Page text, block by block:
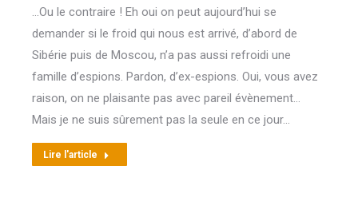
…Ou le contraire ! Eh oui on peut aujourd’hui se
demander si le froid qui nous est arrivé, d’abord de
Sibérie puis de Moscou, n’a pas aussi refroidi une
famille d’espions. Pardon, d’ex-espions. Oui, vous avez
raison, on ne plaisante pas avec pareil évènement…
Mais je ne suis sûrement pas la seule en ce jour…
Lire l'article